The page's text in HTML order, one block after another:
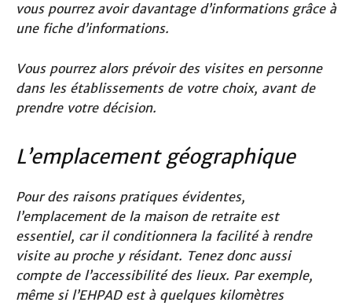
vous pourrez avoir davantage d’informations grâce à
une fiche d’informations.
Vous pourrez alors prévoir des visites en personne
dans les établissements de votre choix, avant de
prendre votre décision.
L’emplacement géographique
Pour des raisons pratiques évidentes,
l’emplacement de la maison de retraite est
essentiel, car il conditionnera la facilité à rendre
visite au proche y résidant. Tenez donc aussi
compte de l’accessibilité des lieux. Par exemple,
même si l’EHPAD est à quelques kilomètres